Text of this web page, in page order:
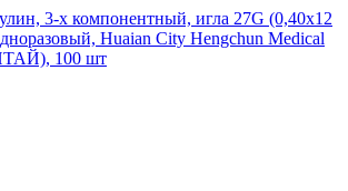
3-х компонентный, игла 27G (0,40х12
Huaian City Hengchun Medical
100 шт